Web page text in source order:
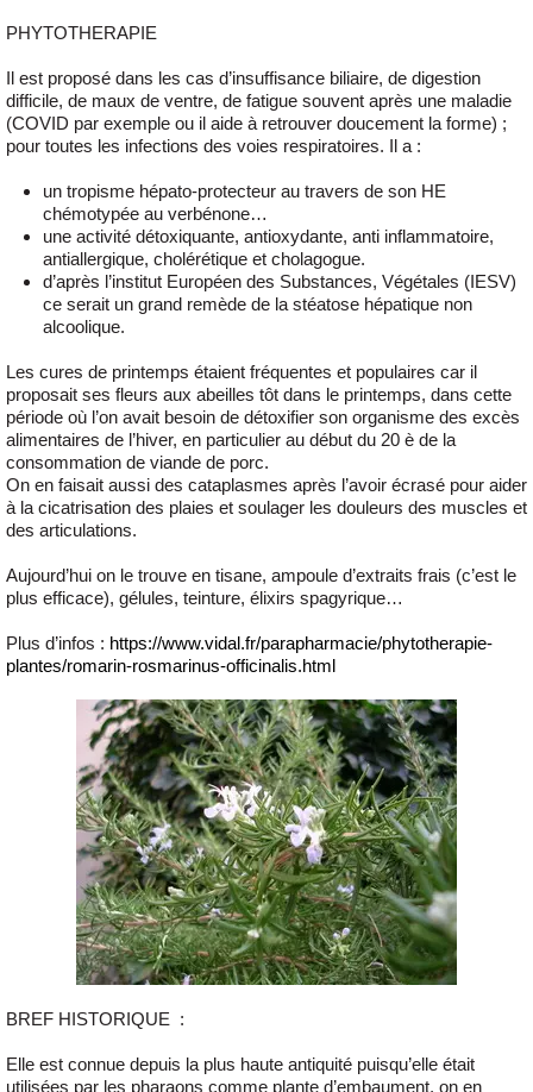
PHYTOTHERAPIE
Il est proposé dans les cas d’insuffisance biliaire, de digestion
difficile, de maux de ventre, de fatigue souvent après une maladie
(COVID par exemple ou il aide à retrouver doucement la forme) ;
pour toutes les infections des voies respiratoires. Il a :
un tropisme hépato-protecteur au travers de son HE
chémotypée au verbénone…
une activité détoxiquante, antioxydante, anti inflammatoire,
antiallergique, cholérétique et cholagogue.
d’après l’institut Européen des Substances, Végétales (IESV)
ce serait un grand remède de la stéatose hépatique non
alcoolique.
Les cures de printemps étaient fréquentes et populaires car il
proposait ses fleurs aux abeilles tôt dans le printemps, dans cette
période où l’on avait besoin de détoxifier son organisme des excès
alimentaires de l’hiver, en particulier au début du 20 è de la
consommation de viande de porc.
On en faisait aussi des cataplasmes après l’avoir écrasé pour aider
à la cicatrisation des plaies et soulager les douleurs des muscles et
des articulations.
Aujourd’hui on le trouve en tisane, ampoule d’extraits frais (c’est le
plus efficace), gélules, teinture, élixirs spagyrique…
Plus d’infos : https://www.vidal.fr/parapharmacie/phytotherapie-
plantes/romarin-rosmarinus-officinalis.html
BREF HISTORIQUE :
Elle est connue depuis la plus haute antiquité puisqu’elle était
utilisées par les pharaons comme plante d’embaument, on en